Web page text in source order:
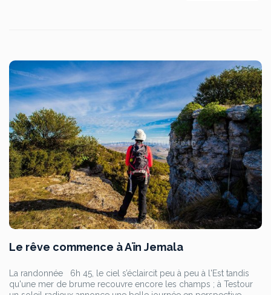
Le rêve commence à Aïn Jemala
La randonnée 6h 45, le ciel s’éclaircit peu à peu à l'Est tandis
qu'une mer de brume recouvre encore les champs ; à Testour